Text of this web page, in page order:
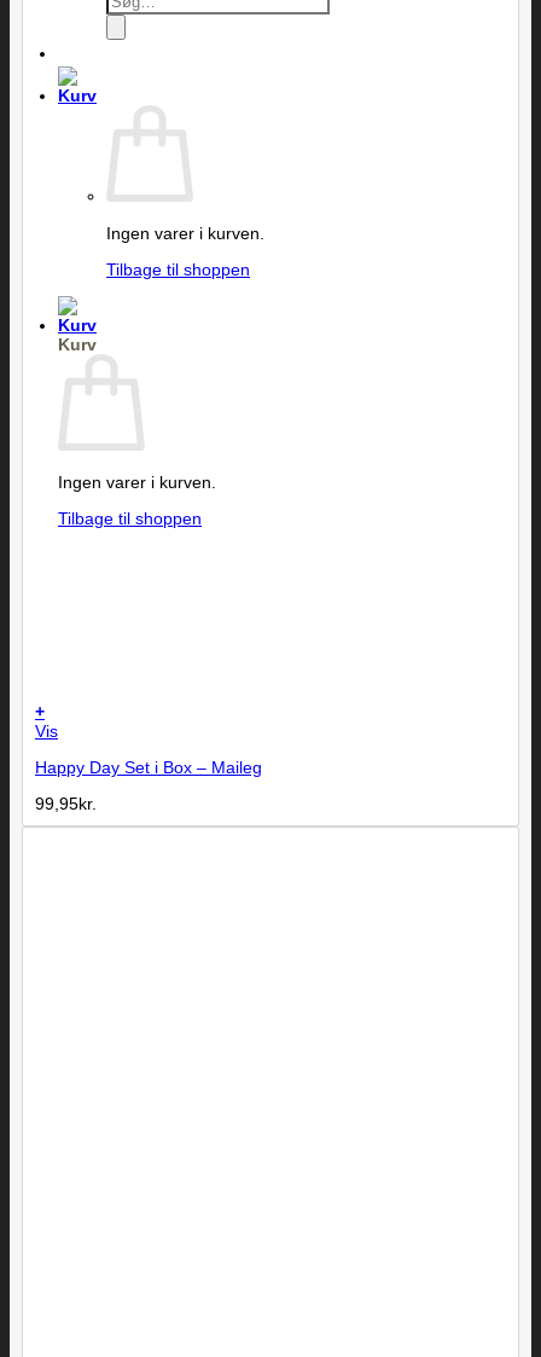
Ingen varer i kurven.
Tilbage til shoppen
Kurv
Ingen varer i kurven.
Tilbage til shoppen
+
Vis
Happy Day Set i Box – Maileg
99,95kr.